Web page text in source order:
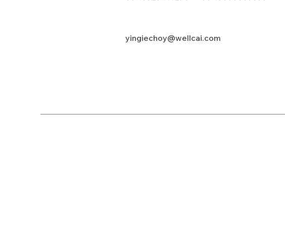
yingiechoy@wellcai.com